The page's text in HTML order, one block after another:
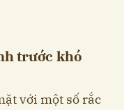
trước khó
với một số rắc